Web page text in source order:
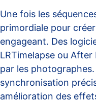
Une fois les
primordiale pour
engageant. Des
LRTimelapse ou
par les
synchronisation
amélioration des